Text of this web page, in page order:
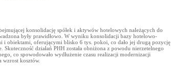
konsolidację spółek i aktywów hotelowych należących do
były prawidłowo. W wyniku konsolidacji bazy hotelowo-
i obiektami, oferującymi blisko 6 tys. pokoi, co dało jej drugą pozycję
działań PHH została obniżona z powodu nierzetelnego
co spowodowało wydłużenie czasu realizacji modernizacji
wzrost kosztów.